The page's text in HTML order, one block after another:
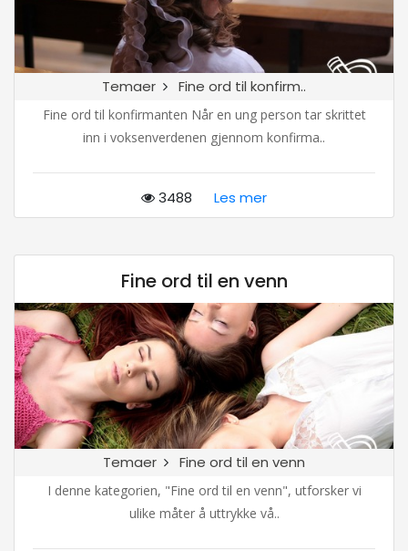
Temaer Fine ord til konfirm..
Fine ord til konfirmanten Når en ung person tar skrittet
inn i voksenverdenen gjennom konfirma..
3488 Les mer
Fine ord til en venn
Temaer Fine ord til en venn
I denne kategorien, "Fine ord til en venn", utforsker vi
ulike måter å uttrykke vå..